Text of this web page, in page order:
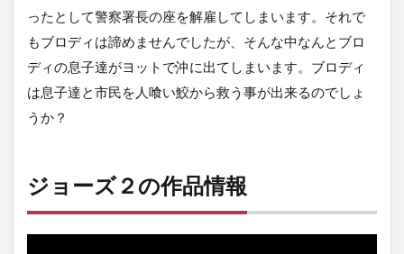
ったとして警察署長の座を解雇してしまいます。それで
もブロディは諦めませんでしたが、そんな中なんとブロ
ディの息子達がヨットで沖に出てしまいます。ブロディ
は息子達と市民を人喰い鮫から救う事が出来るのでしょ
うか？
ジョーズ２の作品情報